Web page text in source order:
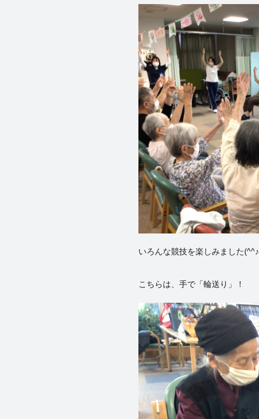
いろんな競技を楽しみました(^^♪
こちらは、手で「輪送り」！